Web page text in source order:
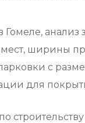
Гомеле, анализ
ширины
с
для